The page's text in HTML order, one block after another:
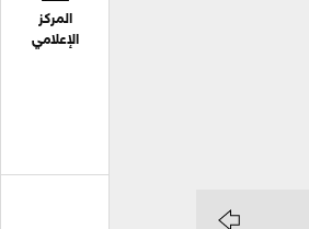
المركز
الإعلامي